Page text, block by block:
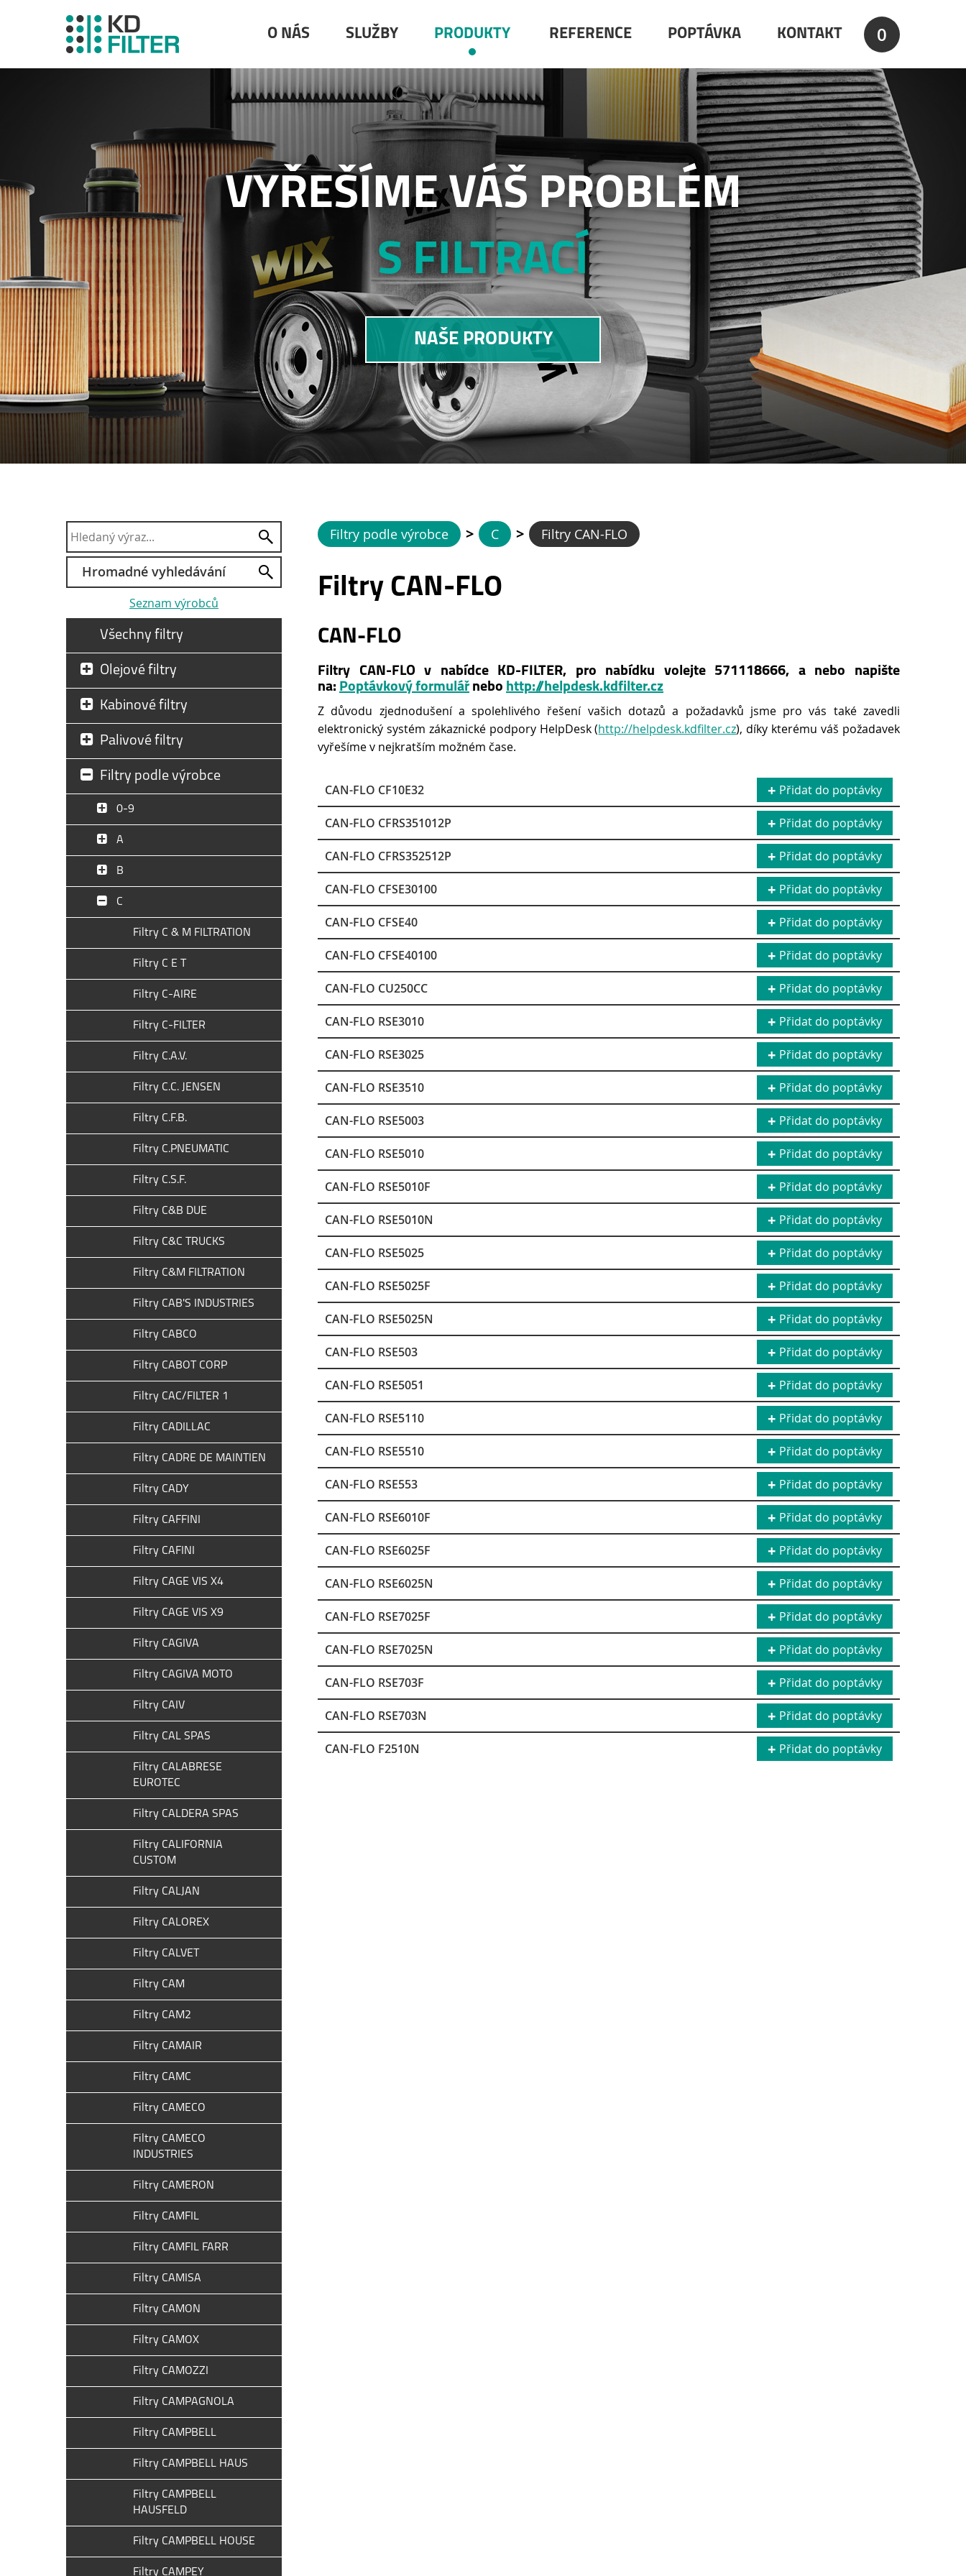
O NÁS SLUŽBY PRODUKTY REFERENCE POPTÁVKA KONTAKT 0
VYŘEŠÍME VÁŠ PROBLÉM
S FILTRACÍ
NAŠE PRODUKTY
Hromadné vyhledávání
Seznam výrobců
Všechny filtry
Olejové filtry
Kabinové filtry
Palivové filtry
Filtry podle výrobce
0-9
A
B
C
Filtry C & M FILTRATION
Filtry C E T
Filtry C-AIRE
Filtry C-FILTER
Filtry C.A.V.
Filtry C.C. JENSEN
Filtry C.F.B.
Filtry C.PNEUMATIC
Filtry C.S.F.
Filtry C&B DUE
Filtry C&C TRUCKS
Filtry C&M FILTRATION
Filtry CAB'S INDUSTRIES
Filtry CABCO
Filtry CABOT CORP
Filtry CAC/FILTER 1
Filtry CADILLAC
Filtry CADRE DE MAINTIEN
Filtry CADY
Filtry CAFFINI
Filtry CAFINI
Filtry CAGE VIS X4
Filtry CAGE VIS X9
Filtry CAGIVA
Filtry CAGIVA MOTO
Filtry CAIV
Filtry CAL SPAS
Filtry CALABRESE
EUROTEC
Filtry CALDERA SPAS
Filtry CALIFORNIA
CUSTOM
Filtry CALJAN
Filtry CALOREX
Filtry CALVET
Filtry CAM
Filtry CAM2
Filtry CAMAIR
Filtry CAMC
Filtry CAMECO
Filtry CAMECO
INDUSTRIES
Filtry CAMERON
Filtry CAMFIL
Filtry CAMFIL FARR
Filtry CAMISA
Filtry CAMON
Filtry CAMOX
Filtry CAMOZZI
Filtry CAMPAGNOLA
Filtry CAMPBELL
Filtry CAMPBELL HAUS
Filtry CAMPBELL
HAUSFELD
Filtry CAMPBELL HOUSE
Filtry CAMPEY
Filtry podle výrobce > C > Filtry CAN-FLO
Filtry CAN-FLO
CAN-FLO
Filtry CAN-FLO v nabídce KD-FILTER, pro nabídku volejte 571118666, a nebo napište
na: Poptávkový formulář nebo http://helpdesk.kdfilter.cz
Z důvodu zjednodušení a spolehlivého řešení vašich dotazů a požadavků jsme pro vás také zavedli
elektronický systém zákaznické podpory HelpDesk (http://helpdesk.kdfilter.cz), díky kterému váš požadavek
vyřešíme v nejkratším možném čase.
CAN-FLO CF10E32 Přidat do poptávky
CAN-FLO CFRS351012P Přidat do poptávky
CAN-FLO CFRS352512P Přidat do poptávky
CAN-FLO CFSE30100 Přidat do poptávky
CAN-FLO CFSE40 Přidat do poptávky
CAN-FLO CFSE40100 Přidat do poptávky
CAN-FLO CU250CC Přidat do poptávky
CAN-FLO RSE3010 Přidat do poptávky
CAN-FLO RSE3025 Přidat do poptávky
CAN-FLO RSE3510 Přidat do poptávky
CAN-FLO RSE5003 Přidat do poptávky
CAN-FLO RSE5010 Přidat do poptávky
CAN-FLO RSE5010F Přidat do poptávky
CAN-FLO RSE5010N Přidat do poptávky
CAN-FLO RSE5025 Přidat do poptávky
CAN-FLO RSE5025F Přidat do poptávky
CAN-FLO RSE5025N Přidat do poptávky
CAN-FLO RSE503 Přidat do poptávky
CAN-FLO RSE5051 Přidat do poptávky
CAN-FLO RSE5110 Přidat do poptávky
CAN-FLO RSE5510 Přidat do poptávky
CAN-FLO RSE553 Přidat do poptávky
CAN-FLO RSE6010F Přidat do poptávky
CAN-FLO RSE6025F Přidat do poptávky
CAN-FLO RSE6025N Přidat do poptávky
CAN-FLO RSE7025F Přidat do poptávky
CAN-FLO RSE7025N Přidat do poptávky
CAN-FLO RSE703F Přidat do poptávky
CAN-FLO RSE703N Přidat do poptávky
CAN-FLO F2510N Přidat do poptávky